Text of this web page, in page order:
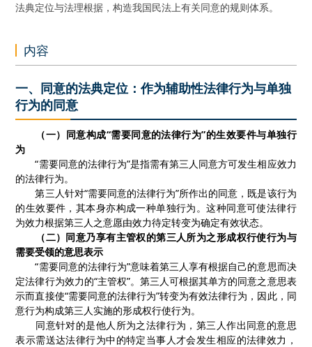
法典定位与法理根据，构造我国民法上有关同意的规则体系。
内容
一、同意的法典定位：作为辅助性法律行为与单独
行为的同意
（一）同意构成“需要同意的法律行为”的生效要件与单独行
为
“需要同意的法律行为”是指需有第三人同意方可发生相应效力
的法律行为。
第三人针对“需要同意的法律行为”所作出的同意，既是该行为
的生效要件，其本身亦构成一种单独行为。这种同意可使法律行
为效力根据第三人之意愿由效力待定转变为确定有效状态。
（二）同意乃享有主管权的第三人所为之形成权行使行为与
需要受领的意思表示
“需要同意的法律行为”意味着第三人享有根据自己的意思而决
定法律行为效力的“主管权”。第三人可根据其单方的同意之意思表
示而直接使“需要同意的法律行为”转变为有效法律行为，因此，同
意行为构成第三人实施的形成权行使行为。
同意针对的是他人所为之法律行为，第三人作出同意的意思
表示需送达法律行为中的特定当事人才会发生相应的法律效力，